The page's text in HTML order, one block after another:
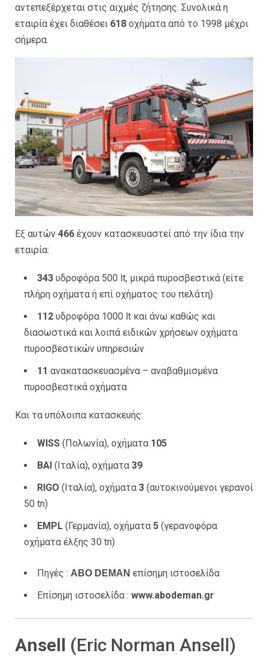
αντεπεξέρχεται στις αιχμές ζήτησης. Συνολικά η
εταιρία έχει διαθέσει 618 οχήματα από το 1998 μέχρι
σήμερα.
Εξ αυτών 466 έχουν κατασκευαστεί από την ίδια την
εταιρία:
343 υδροφόρα 500 lt, μικρά πυροσβεστικά (είτε
πλήρη οχήματα ή επί οχήματος του πελάτη)
112 υδροφόρα 1000 lt και άνω καθώς και
διασωστικά και λοιπά ειδικών χρήσεων οχήματα
πυροσβεστικών υπηρεσιών
11 ανακατασκευασμένα – αναβαθμισμένα
πυροσβεστικά οχήματα
Και τα υπόλοιπα κατασκευής:
WISS (Πολωνία), οχήματα 105
ΒΑΙ (Ιταλία), οχήματα 39
RIGO (Ιταλία), οχήματα 3 (αυτοκινούμενοι γερανοί
50 tn)
EMPL (Γερμανία), οχήματα 5 (γερανοφόρα
οχήματα έλξης 30 tn)
Πηγές : ΑΒΟ DEMAN επίσημη ιστοσελίδα
Επίσημη ιστοσελίδα : www.abodeman.gr
Ansell (Eric Norman Ansell)